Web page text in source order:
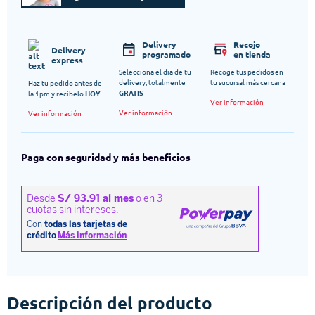
Delivery
express
Haz tu pedido antes de
la 1pm y recibeloHOY
Ver información
Delivery
programado
Selecciona el dia de tu
delivery, totalmente
GRATIS
Ver información
Recojo
en tienda
Recoge tus pedidos en
tu sucursal más cercana
Ver información
Paga con seguridad y más beneficios
Descripción del producto